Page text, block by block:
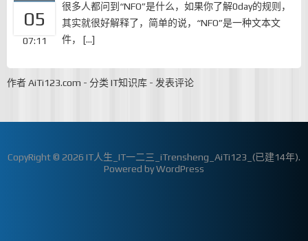
05
07:11
很多人都问到“NFO”是什么，如果你了解0day的规则，
其实就很好解释了，简单的说，“NFO”是一种文本文
件， […]
作者AiTi123.com - 分类 IT知识库 - 发表评论
CopyRight © 2026 IT人生_IT一二三_iTrensheng_AiTi123_(已建14年).
Powered byWordPress